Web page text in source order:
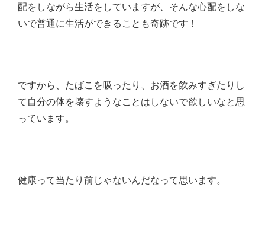
配をしながら生活をしていますが、そんな心配をしな
いで普通に生活ができることも奇跡です！
ですから、たばこを吸ったり、お酒を飲みすぎたりし
て自分の体を壊すようなことはしないで欲しいなと思
っています。
健康って当たり前じゃないんだなって思います。